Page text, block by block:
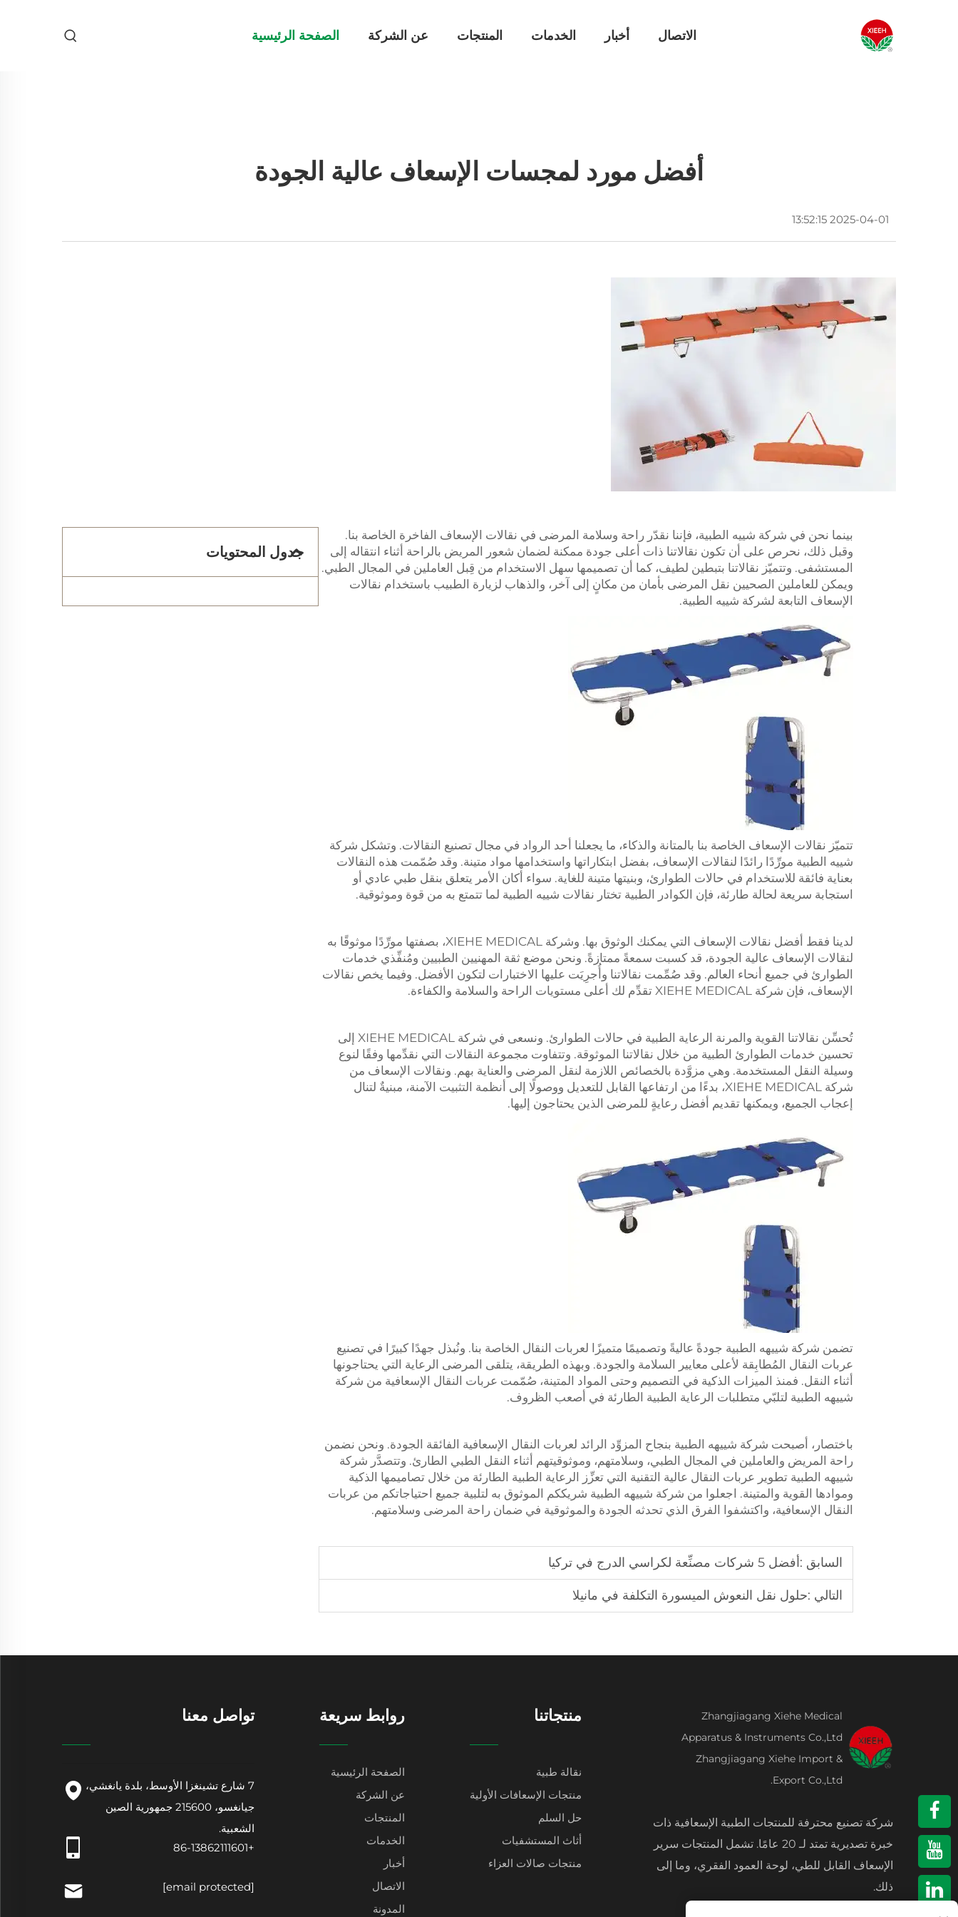
الصفحة الرئيسية عن الشركة المنتجات الخدمات أخبار الاتصال
أفضل مورد لمجسات الإسعاف عالية الجودة
2025-04-01 13:52:15
بينما نحن في شركة شييه الطبية، فإننا نقدّر راحة وسلامة المرضى في نقالات الإسعاف الفاخرة الخاصة بنا.
وقبل ذلك، نحرص على أن تكون نقالاتنا ذات أعلى جودة ممكنة لضمان شعور المريض بالراحة أثناء انتقاله إلى
المستشفى. وتتميّز نقالاتنا بتبطين لطيف، كما أن تصميمها سهل الاستخدام من قِبل العاملين في المجال الطبي.
ويمكن للعاملين الصحيين نقل المرضى بأمان من مكانٍ إلى آخر، والذهاب لزيارة الطبيب باستخدام نقالات
الإسعاف التابعة لشركة شييه الطبية.
تتميّز نقالات الإسعاف الخاصة بنا بالمتانة والذكاء، ما يجعلنا أحد الرواد في مجال تصنيع النقالات. وتشكل شركة
شييه الطبية مورِّدًا رائدًا لنقالات الإسعاف، بفضل ابتكاراتها واستخدامها مواد متينة. وقد صُمّمت هذه النقالات
بعناية فائقة للاستخدام في حالات الطوارئ، وبنيتها متينة للغاية. سواء أكان الأمر يتعلق بنقل طبي عادي أو
استجابة سريعة لحالة طارئة، فإن الكوادر الطبية تختار نقالات شييه الطبية لما تتمتع به من قوة وموثوقية.
لدينا فقط أفضل نقالات الإسعاف التي يمكنك الوثوق بها. وشركة XIEHE MEDICAL، بصفتها مورِّدًا موثوقًا به
لنقالات الإسعاف عالية الجودة، قد كسبت سمعةً ممتازةً. ونحن موضع ثقة المهنيين الطبيين ومُنفِّذي خدمات
الطوارئ في جميع أنحاء العالم. وقد صُمِّمت نقالاتنا وأُجرِيَت عليها الاختبارات لتكون الأفضل. وفيما يخص نقالات
الإسعاف، فإن شركة XIEHE MEDICAL تقدِّم لك أعلى مستويات الراحة والسلامة والكفاءة.
تُحسِّن نقالاتنا القوية والمرنة الرعاية الطبية في حالات الطوارئ. ونسعى في شركة XIEHE MEDICAL إلى
تحسين خدمات الطوارئ الطبية من خلال نقالاتنا الموثوقة. وتتفاوت مجموعة النقالات التي نقدِّمها وفقًا لنوع
وسيلة النقل المستخدمة. وهي مزوَّدة بالخصائص اللازمة لنقل المرضى والعناية بهم. ونقالات الإسعاف من
شركة XIEHE MEDICAL، بدءًا من ارتفاعها القابل للتعديل ووصولًا إلى أنظمة التثبيت الآمنة، مبنيةٌ لتنال
إعجاب الجميع، ويمكنها تقديم أفضل رعايةٍ للمرضى الذين يحتاجون إليها.
تضمن شركة شييهه الطبية جودةً عاليةً وتصميمًا متميزًا لعربات النقال الخاصة بنا. ونُبذل جهدًا كبيرًا في تصنيع
عربات النقال المُطابِقة لأعلى معايير السلامة والجودة. وبهذه الطريقة، يتلقى المرضى الرعاية التي يحتاجونها
أثناء النقل. فمنذ الميزات الذكية في التصميم وحتى المواد المتينة، صُمّمت عربات النقال الإسعافية من شركة
شييهه الطبية لتلبّي متطلبات الرعاية الطبية الطارئة في أصعب الظروف.
باختصار، أصبحت شركة شييهه الطبية بنجاح المزوِّد الرائد لعربات النقال الإسعافية الفائقة الجودة. ونحن نضمن
راحة المريض والعاملين في المجال الطبي، وسلامتهم، وموثوقيتهم أثناء النقل الطبي الطارئ. وتتصدَّر شركة
شييهه الطبية تطوير عربات النقال عالية التقنية التي تعزِّز الرعاية الطبية الطارئة من خلال تصاميمها الذكية
وموادها القوية والمتينة. اجعلوا من شركة شييهه الطبية شريككم الموثوق به لتلبية جميع احتياجاتكم من عربات
النقال الإسعافية، واكتشفوا الفرق الذي تحدثه الجودة والموثوقية في ضمان راحة المرضى وسلامتهم.
السابق :أفضل 5 شركات مصنِّعة لكراسي الدرج في تركيا
التالي :حلول نقل النعوش الميسورة التكلفة في مانيلا
جدول المحتويات
Zhangjiagang Xiehe Medical
Apparatus & Instruments Co.,Ltd
Zhangjiagang Xiehe Import &
Export Co.,Ltd.
شركة تصنيع محترفة للمنتجات الطبية الإسعافية ذات
خبرة تصديرية تمتد لـ 20 عامًا. تشمل المنتجات سرير
الإسعاف القابل للطي، لوحة العمود الفقري، وما إلى
ذلك.
منتجاتنا
نقالة طبية
منتجات الإسعافات الأولية
حل السلم
أثاث المستشفيات
منتجات صالات العزاء
روابط سريعة
الصفحة الرئيسية
عن الشركة
المنتجات
الخدمات
أخبار
الاتصال
المدونة
تواصل معنا
7 شارع تشينغزا الأوسط، بلدة يانغشي،
جيانغسو، 215600 جمهورية الصين
الشعبية.
+86-13862111601
[email protected]